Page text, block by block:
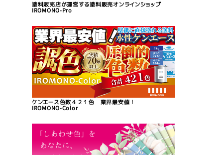
塗料販売店が運営する塗料販売オンラインショップ
IROMONO-Pro
ケンエース色数４２１色 業界最安値！
IROMONO-Color